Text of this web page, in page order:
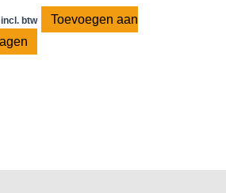
incl. btw
Toevoegen aan